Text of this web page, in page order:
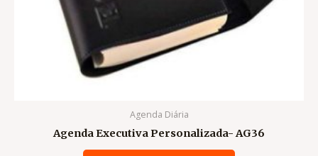
Agenda Diária
Agenda Executiva Personalizada- AG36